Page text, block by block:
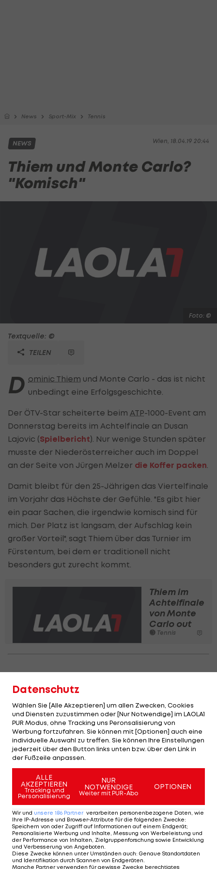
News Sport-Mix Tennis
Wien, 18.04.19 20:44
NEWS
Thiem und Monte Carlo?
"Komisch"
Foto: ©
Textquelle: ©
TEILEN
D ominic Thiem und Monte Carlo - das ist nicht
unbedingt eine Erfolgsgeschichte.
Der ÖTV-Star scheiterte beim ATP-1000-Event am
Donnerstag bereits im Achtelfinale an Dusan
Lajovic (Spielbericht). Nur wenige Stunden später
musste der Niederösterreicher auch im Doppel
an der Seite von Jürgen Melzer die Koffer packen
Damit bleibt für den 25-Jährigen das Viertelfinale
im Vorjahr das Höchste der Gefühle. "Es gibt hier
ein paar Sachen, die irgendwie komisch sind für
mich. Der Platz ist langsam, der Aufschlag kein
großer Vorteil", sagt Thiem über das Turnier im
Fürstentum, bei dem er traditionell nicht
besonders gut zurecht kommt.
Thiem im
Achtelfinale
von Monte
Carlo out
Tennis
Die Niederlage gegen Lajovic nimmt er aber
relativ gelassen zur Kenntnis. "Er war einfach
besser, Ich hatte kleine Chancen, aber die sind
mir aus meinen Händen geglitten. Alles in allem
geht die Niederlage in Ordnung. Das ist eben ein
Masters-Turnier. Eine ein bisschen schlechtere
Leistung reicht, um draußen zu sein."
Bereits am Freitag steigt Thiem in den Flieger
Richtung Barcelona, wo in der kommenden Woche
dasATP -500-Turnier auf dem Programm steht. "Ich
bin für Barcelona topmotiviert und schaue, dass
ich so schnell wie möglich wieder in den
Turniermodus komme", kündigt Thiem an.
Datenschutz
Wählen Sie [Alle Akzeptieren] um allen Zwecken, Cookies
und Diensten zuzustimmen oder [Nur Notwendige] im LAOLA1
PUR Modus, ohne Tracking uns Peronsalisierung von
Werbung fortzufahren. Sie können mit [Optionen] auch eine
individuelle Auswahl zu treffen. Sie können Ihre Einstellungen
jederzeit über den Button links unten bzw. über den Link in
der Fußzeile anpassen.
ALLE
AKZEPTIEREN
Tracking und
Personalisierung
NUR
NOTWENDIGE
Weiter mit PUR-Abo
OPTIONEN
Wir und unsere 186 Partner verarbeiten personenbezogene Daten, wie
Ihre IP-Adresse und Browser-Attribute für die folgenden Zwecke:
Speichern von oder Zugriff auf Informationen auf einem Endgerät;
Personalisierte Werbung und Inhalte, Messung von Werbeleistung und
der Performance von Inhalten, Zielgruppenforschung sowie Entwicklung
und Verbesserung von Angeboten.
Diese Zwecke können unter Umständen auch: Genaue Standortdaten
und Identifikation durch Scannen von Endgeräten.
Manche Partner verwenden für gewisse Zwecke berechtigtes